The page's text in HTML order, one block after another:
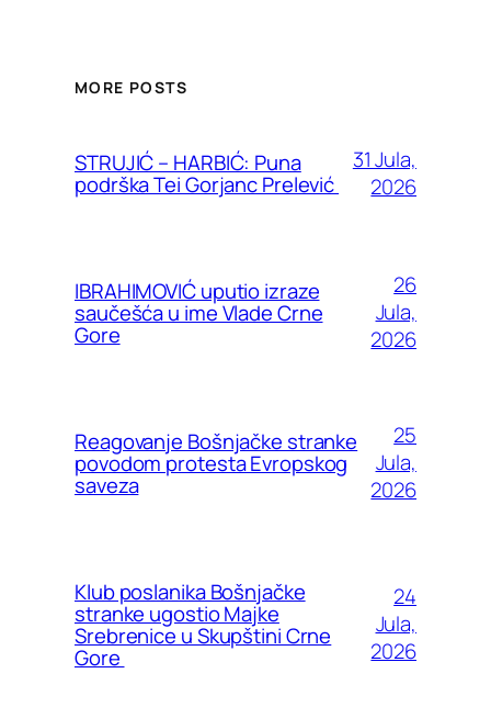
MORE POSTS
STRUJIĆ – HARBIĆ: Puna
podrška Tei Gorjanc Prelević
31 Jula,
2026
IBRAHIMOVIĆ uputio izraze
saučešća u ime Vlade Crne
Gore
26
Jula,
2026
Reagovanje Bošnjačke stranke
povodom protesta Evropskog
saveza
25
Jula,
2026
Klub poslanika Bošnjačke
stranke ugostio Majke
Srebrenice u Skupštini Crne
Gore
24
Jula,
2026